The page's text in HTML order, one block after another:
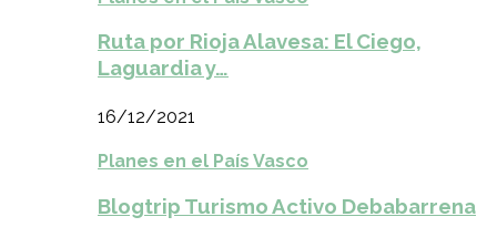
Ruta por Rioja Alavesa: El Ciego,
Laguardia y…
16/12/2021
Planes en el País Vasco
Blogtrip Turismo Activo Debabarrena